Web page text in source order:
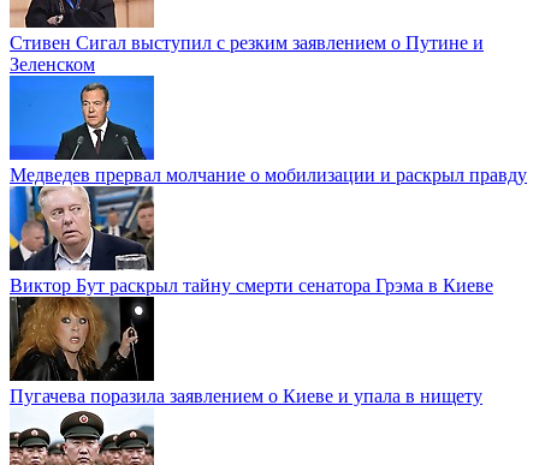
Стивен Сигал выступил с резким заявлением о Путине и
Зеленском
Медведев прервал молчание о мобилизации и раскрыл правду
Виктор Бут раскрыл тайну смерти сенатора Грэма в Киеве
Пугачева поразила заявлением о Киеве и упала в нищету